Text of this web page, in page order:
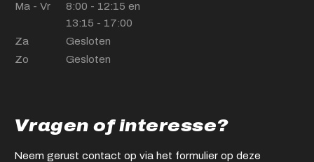
Ma - Vr
8:00 - 12:15 en
13:15 - 17:00
Za
Gesloten
Zo
Gesloten
Vragen of interesse?
Neem gerust contact op via het formulier op deze